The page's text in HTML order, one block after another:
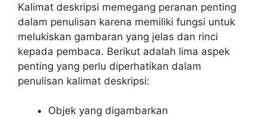
Kalimat deskripsi memegang peranan penting
dalam penulisan karena memiliki fungsi untuk
melukiskan gambaran yang jelas dan rinci
kepada pembaca. Berikut adalah lima aspek
penting yang perlu diperhatikan dalam
penulisan kalimat deskripsi:
Objek yang digambarkan